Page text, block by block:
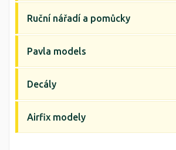
Ruční nářadí a pomůcky
Pavla models
Decály
Airfix modely